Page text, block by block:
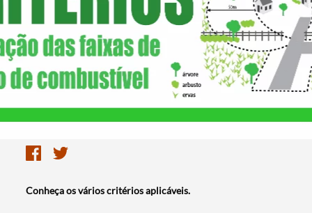
Conheça os vários critérios aplicáveis.